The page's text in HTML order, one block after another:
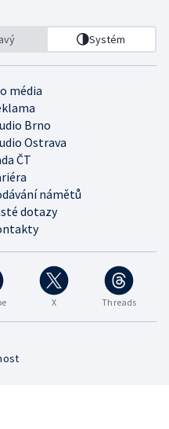
Systém
média
Brno
Ostrava
ČT
námětů
dotazy
X Threads